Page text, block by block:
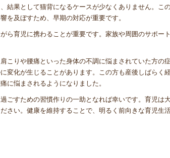
結果として猫背になるケースが少なくありません。こ
を及ぼすため、早期の対応が重要です。
ら育児に携わることが重要です。家族や周囲のサポー
こりや腰痛といった身体の不調に悩まされていた方の
変化が生じることがあります。この方も産後しばらく
に悩まされるようになりました。
ごすための習慣作りの一助となれば幸いです。育児は
さい。健康を維持することで、明るく前向きな育児生